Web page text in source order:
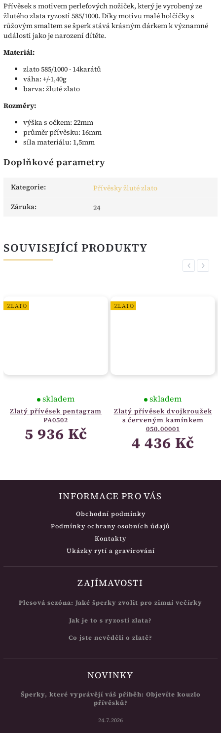
Přívěsek s motivem perleťových nožiček, který je vyrobený ze
žlutého zlata ryzosti 585/1000. Díky motivu malé holčičky s
růžovým smaltem se šperk stává krásným dárkem k významné
události jako je narození dítěte.
Materiál:
zlato 585/1000 - 14karátů
váha: +/-1,40g
barva: žluté zlato
Rozměry:
výška s očkem: 22mm
průměr přívěsku: 16mm
síla materiálu: 1,5mm
Doplňkové parametry
Kategorie:
Přívěsky žluté zlato
Záruka: 24
SOUVISEJÍCÍ PRODUKTY
Previous
ZLATO
Zlatý přívěsek pentagram
PA0502
skladem
5 936 Kč
ZLATO
Zlatý přívěsek dvojkroužek
s červeným kamínkem
050.00001
skladem
4 436 Kč
Next
INFORMACE PRO VÁS
Obchodní podmínky
Podmínky ochrany osobních údajů
Kontakty
Ukázky rytí a gravírování
ZAJÍMAVOSTI
Plesová sezóna: Jaké šperky zvolit pro zimní večírky
Jak je to s ryzostí zlata?
Co jste nevěděli o zlatě?
NOVINKY
Šperky, které vyprávějí váš příběh: Objevíte kouzlo
přívěsků?
24.7.2026